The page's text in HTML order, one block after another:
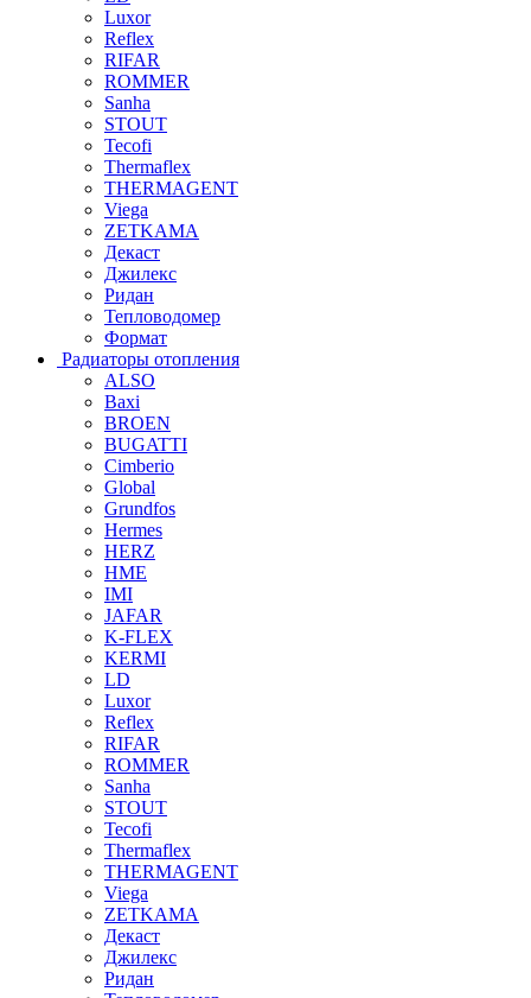
Luxor
Reflex
RIFAR
ROMMER
Sanha
STOUT
Tecofi
Thermaflex
THERMAGENT
Viega
ZETKAMA
Декаст
Джилекс
Ридан
Тепловодомер
Формат
Радиаторы отопления
ALSO
Baxi
BROEN
BUGATTI
Cimberio
Global
Grundfos
Hermes
HERZ
HME
IMI
JAFAR
K-FLEX
KERMI
LD
Luxor
Reflex
RIFAR
ROMMER
Sanha
STOUT
Tecofi
Thermaflex
THERMAGENT
Viega
ZETKAMA
Декаст
Джилекс
Ридан